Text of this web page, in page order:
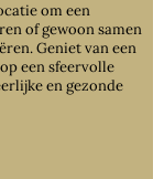
om een
of gewoon samen
Geniet van een
een sfeervolle
en gezonde